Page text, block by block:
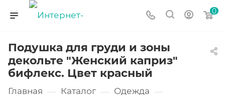
0
Подушка для груди и зоны
декольте "Женский каприз"
бифлекс. Цвет красный
Главная — Каталог — Одежда —